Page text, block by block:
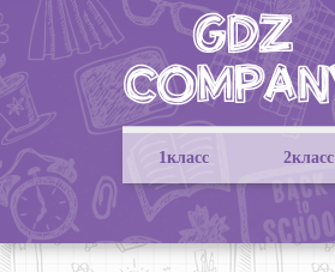
1класс 2класс